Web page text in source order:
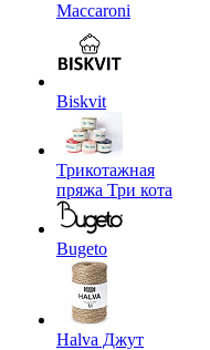
Maccaroni
Biskvit
Трикотажная
пряжа Три кота
Bugeto
Halva Джут